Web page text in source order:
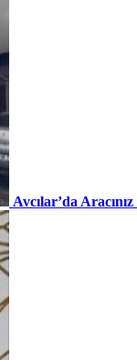
Avcılar’da